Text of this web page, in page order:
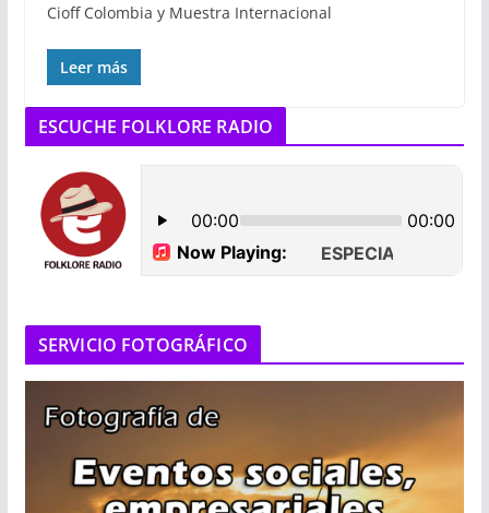
Cioff Colombia y Muestra Internacional
Leer más
ESCUCHE FOLKLORE RADIO
SERVICIO FOTOGRÁFICO